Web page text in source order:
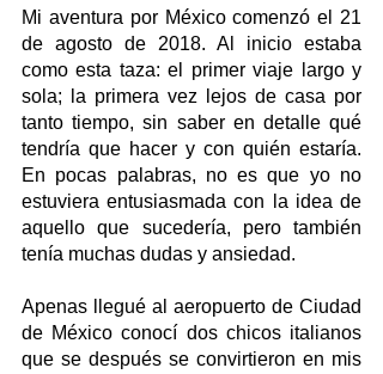
Mi aventura por México comenzó el 21
de agosto de 2018. Al inicio estaba
como esta taza: el primer viaje largo y
sola; la primera vez lejos de casa por
tanto tiempo, sin saber en detalle qué
tendría que hacer y con quién estaría.
En pocas palabras, no es que yo no
estuviera entusiasmada con la idea de
aquello que sucedería, pero también
tenía muchas dudas y ansiedad.
Apenas llegué al aeropuerto de Ciudad
de México conocí dos chicos italianos
que se después se convirtieron en mis